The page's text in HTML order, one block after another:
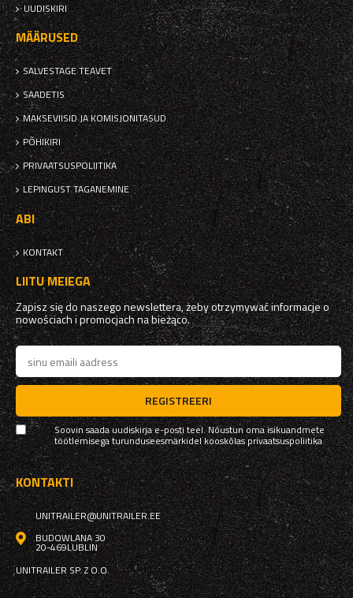
UUDISKIRI
MÄÄRUSED
SALVESTAGE TEAVET
SAADETIS
MAKSEVIISID JA KOMISJONITASUD
PÕHIKIRI
PRIVAATSUSPOLIITIKA
LEPINGUST TAGANEMINE
ABI
KONTAKT
LIITU MEIEGA
Zapisz się do naszego newslettera, żeby otrzymywać informacje o
nowościach i promocjach na bieżąco.
REGISTREERI
Soovin saada uudiskirja e-posti teel. Nõustun oma isikuandmete
töötlemisega turunduseesmärkidel kooskõlasprivaatsuspoliitika
KONTAKTI
UNITRAILER@UNITRAILER.EE
BUDOWLANA 30
20-469LUBLIN
UNITRAILER SP. Z O.O.